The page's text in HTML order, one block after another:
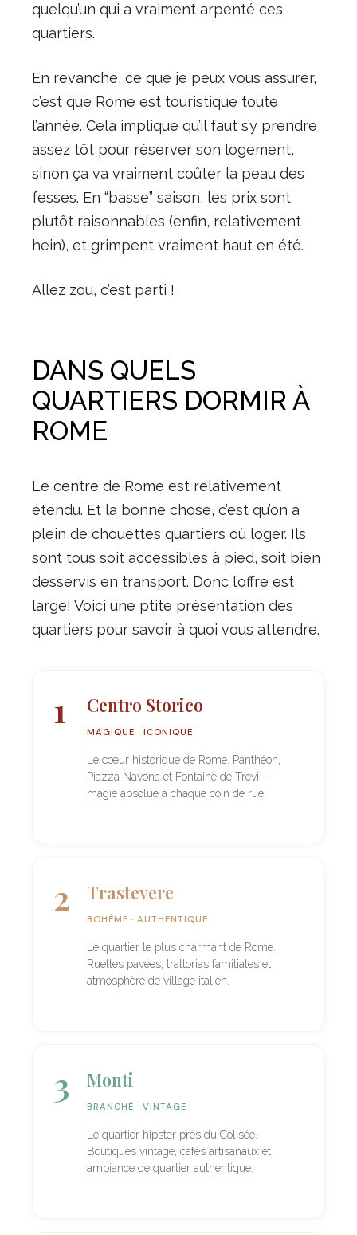
quelqu’un qui a vraiment arpenté ces
quartiers.
En revanche, ce que je peux vous assurer,
c’est que Rome est touristique toute
l’année. Cela implique qu’il faut s’y prendre
assez tôt pour réserver son logement,
sinon ça va vraiment coûter la peau des
fesses. En “basse” saison, les prix sont
plutôt raisonnables (enfin, relativement
hein), et grimpent vraiment haut en été.
Allez zou, c’est parti !
DANS QUELS
QUARTIERS DORMIR À
ROME
Le centre de Rome est relativement
étendu. Et la bonne chose, c’est qu’on a
plein de chouettes quartiers où loger. Ils
sont tous soit accessibles à pied, soit bien
desservis en transport. Donc l’offre est
large! Voici une ptite présentation des
quartiers pour savoir à quoi vous attendre.
1 Centro Storico
MAGIQUE · ICONIQUE
Le cœur historique de Rome. Panthéon,
Piazza Navona et Fontaine de Trevi —
magie absolue à chaque coin de rue.
2 Trastevere
BOHÈME · AUTHENTIQUE
Le quartier le plus charmant de Rome.
Ruelles pavées, trattorias familiales et
atmosphère de village italien.
3 Monti
BRANCHÉ · VINTAGE
Le quartier hipster près du Colisée.
Boutiques vintage, cafés artisanaux et
ambiance de quartier authentique.